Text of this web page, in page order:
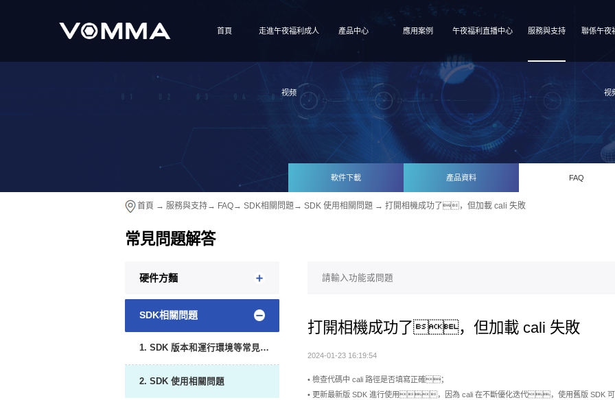
首頁 走進午夜福利成人
视频
產品中心 應用案例 午夜福利直播中心 服務與支持 聯係午夜
视
軟件下載 產品資料 FAQ
首頁 → 服務與支持→ FAQ→ SDK相關問題 → SDK 使用相關問題 → 打開相機成功了，但加載 cali 失敗
常見問題解答
硬件方麵
SDK相關問題
1. SDK 版本和運行環境等常見問題
2. SDK 使用相關問題
打開相機成功了，但加載 cali 失敗
2024-01-23 16:19:54
• 檢查代碼中 cali 路徑是否填寫正確；
• 更新最新版 SDK 進行使用，因為 cali 在不斷優化迭代，使用舊版 SDK